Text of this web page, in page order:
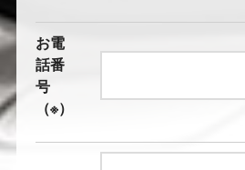
お電
話番
号
（※）